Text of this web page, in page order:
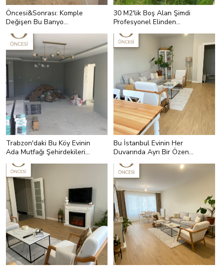
Öncesi&Sonrası: Komple
Değişen Bu Banyo
30 M2'lik Boş Alan Şimdi
Profesyonel Elinden
Trabzon'daki Bu Köy Evinin
Ada Mutfağı Şehirdekileri
Bu İstanbul Evinin Her
Duvarında Ayrı Bir Özen